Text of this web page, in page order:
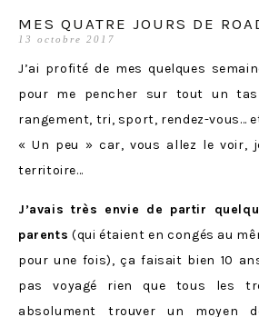
MES QUATRE JOURS DE
13 octobre 2017
J’ai profité de mes quelques
pour me pencher sur tout un tas
rangement, tri, sport, rendez-vous…
« Un peu » car, vous allez le voir,
territoire…
J’avais très envie de partir
parents (qui étaient en congés au
pour une fois), ça faisait bien 10
pas voyagé rien que tous les
absolument trouver un moyen